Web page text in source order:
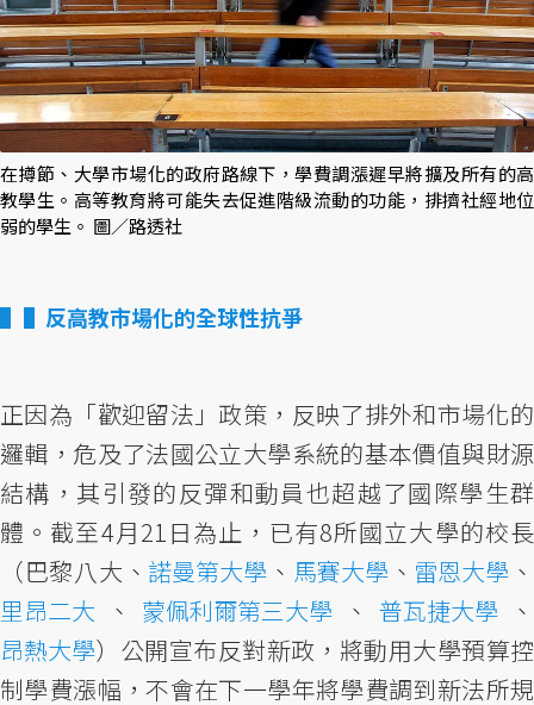
在撙節、大學市場化的政府路線下，學費調漲遲早將擴及所有的高
教學生。高等教育將可能失去促進階級流動的功能，排擠社經地位
弱的學生。 圖／路透社
▌反高教市場化的全球性抗爭
正因為「歡迎留法」政策，反映了排外和市場化的
邏輯，危及了法國公立大學系統的基本價值與財源
結構，其引發的反彈和動員也超越了國際學生群
體。截至4月21日為止，已有8所國立大學的校長
（巴黎八大、 諾曼第大學 、 馬賽大學、 雷恩大學 、
里昂二大 、 蒙佩利爾第三大學 、普瓦捷大學 、
昂熱大學）公開宣布反對新政，將動用大學預算控
制學費漲幅，不會在下一學年將學費調到新法所規